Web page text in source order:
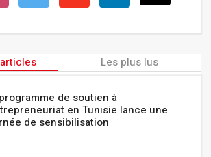
Les plus lus
de soutien à
en Tunisie lance une
de sensibilisation